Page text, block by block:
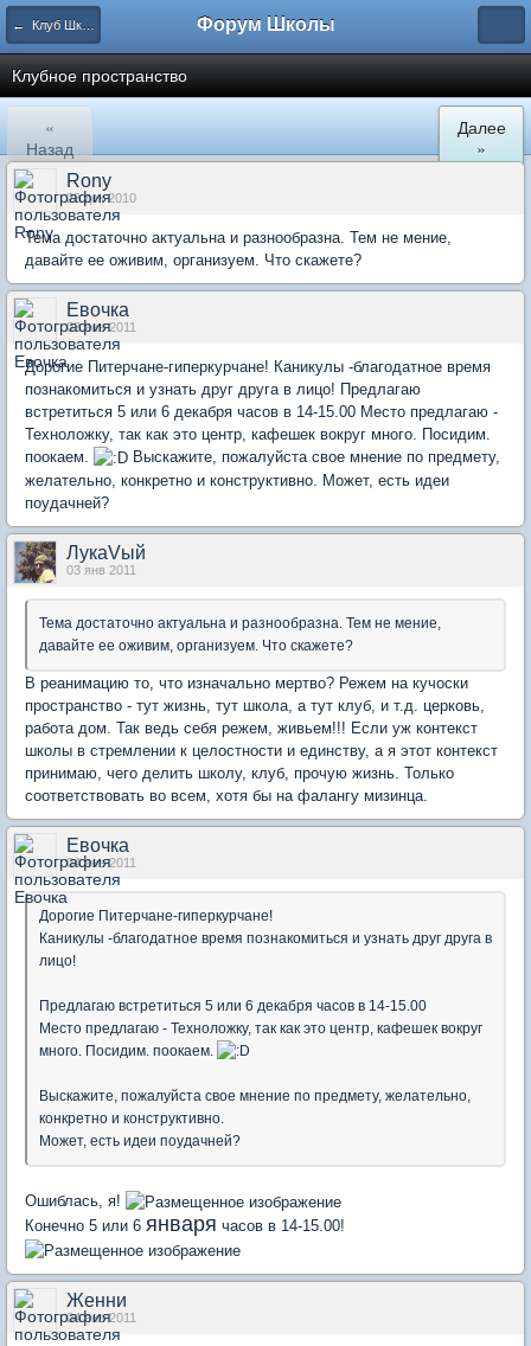
← Клуб Школы Форум Школы
Клубное пространство
«
Назад
Далее
»
Rony
28 дек 2010
Тема достаточно актуальна и разнообразна. Тем не мение,
давайте ее оживим, организуем. Что скажете?
Евочка
03 янв 2011
Дорогие Питерчане-гиперкурчане! Каникулы -благодатное время
познакомиться и узнать друг друга в лицо! Предлагаю
встретиться 5 или 6 декабря часов в 14-15.00 Место предлагаю -
Техноложку, так как это центр, кафешек вокруг много. Посидим.
поокаем.
Выскажите, пожалуйста свое мнение по предмету,
желательно, конкретно и конструктивно. Может, есть идеи
поудачней?
ЛукаVый
03 янв 2011
Тема достаточно актуальна и разнообразна. Тем не мение,
давайте ее оживим, организуем. Что скажете?
В реанимацию то, что изначально мертво? Режем на кучоски
пространство - тут жизнь, тут школа, а тут клуб, и т.д. церковь,
работа дом. Так ведь себя режем, живьем!!! Если уж контекст
школы в стремлении к целостности и единству, а я этот контекст
принимаю, чего делить школу, клуб, прочую жизнь. Только
соответствовать во всем, хотя бы на фалангу мизинца.
Евочка
04 янв 2011
Дорогие Питерчане-гиперкурчане!
Каникулы -благодатное время познакомиться и узнать друг друга в
лицо!
Предлагаю встретиться 5 или 6 декабря часов в 14-15.00
Место предлагаю - Техноложку, так как это центр, кафешек вокруг
много. Посидим. поокаем.
Выскажите, пожалуйста свое мнение по предмету, желательно,
конкретно и конструктивно.
Может, есть идеи поудачней?
Ошиблась, я!
Конечно 5 или 6 января часов в 14-15.00!
Женни
04 янв 2011